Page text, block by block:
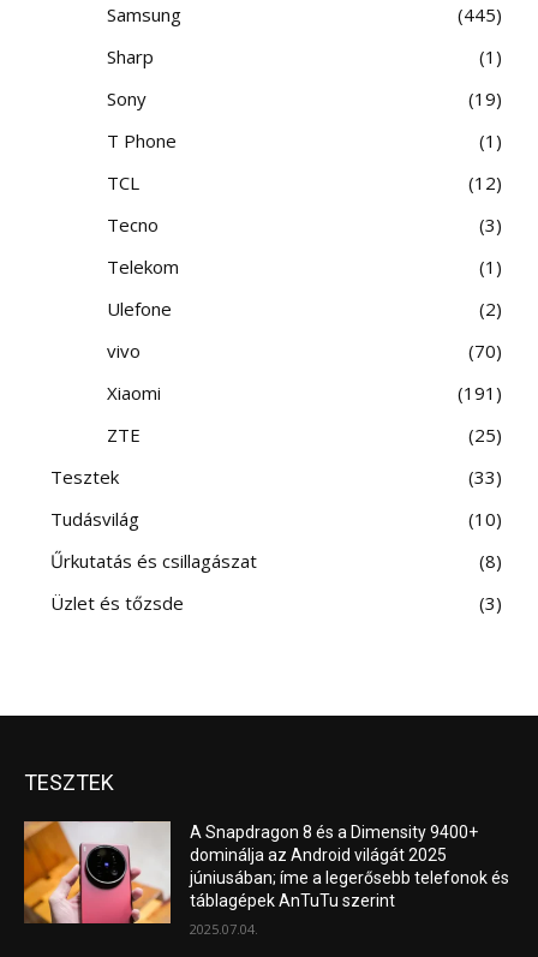
Samsung
445
Sharp
1
Sony
19
T Phone
1
TCL
12
Tecno
3
Telekom
1
Ulefone
2
vivo
70
Xiaomi
191
ZTE
25
Tesztek
33
Tudásvilág
10
Űrkutatás és csillagászat
8
Üzlet és tőzsde
3
TESZTEK
A Snapdragon 8 és a Dimensity 9400+
dominálja az Android világát 2025
júniusában; íme a legerősebb telefonok és
táblagépek AnTuTu szerint
2025.07.04.